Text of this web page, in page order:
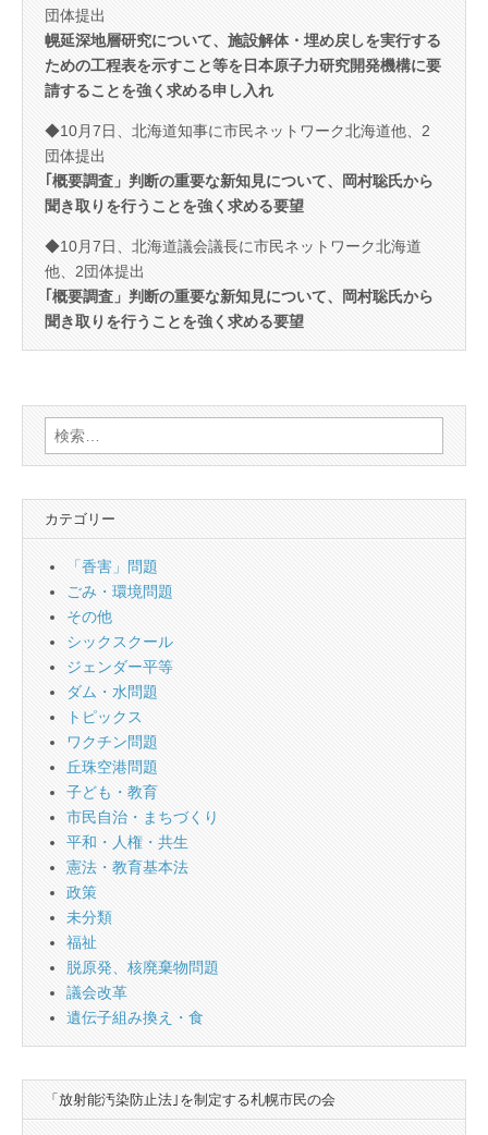
団体提出
幌延深地層研究について、施設解体・埋め戻しを実行する
ための工程表を示すこと等を日本原子力研究開発機構に要
請することを強く求める申し入れ
◆10月7日、北海道知事に市民ネットワーク北海道他、2
団体提出
｢概要調査」判断の重要な新知見について、岡村聡氏から
聞き取りを行うことを強く求める要望
◆10月7日、北海道議会議長に市民ネットワーク北海道
他、2団体提出
｢概要調査」判断の重要な新知見について、岡村聡氏から
聞き取りを行うことを強く求める要望
検
索:
カテゴリー
「香害」問題
ごみ・環境問題
その他
シックスクール
ジェンダー平等
ダム・水問題
トピックス
ワクチン問題
丘珠空港問題
子ども・教育
市民自治・まちづくり
平和・人権・共生
憲法・教育基本法
政策
未分類
福祉
脱原発、核廃棄物問題
議会改革
遺伝子組み換え・食
「放射能汚染防止法｣を制定する札幌市民の会